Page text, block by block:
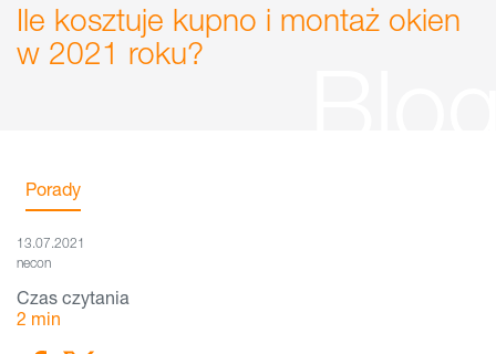
Ile kosztuje kupno i montaż okien
w 2021 roku?
Porady
13.07.2021
necon
Czas czytania
2 min